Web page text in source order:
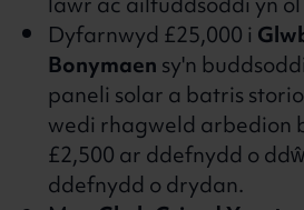
Dyfarnwyd £25,000 i
Bonymaensy'n
paneli solar a batris
wedi rhagweld arbedion
£2,500 ar ddefnydd o
ddefnydd o drydan.